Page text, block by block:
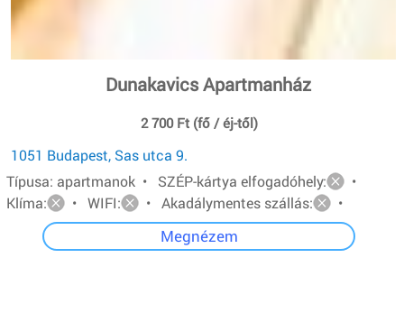
Dunakavics Apartmanház
2 700 Ft (fő / éj-től)
1051 Budapest, Sas utca 9.
Típusa: apartmanok • SZÉP-kártya elfogadóhely:
•
Klíma:
• WIFI: • Akadálymentes szállás: •
Megnézem